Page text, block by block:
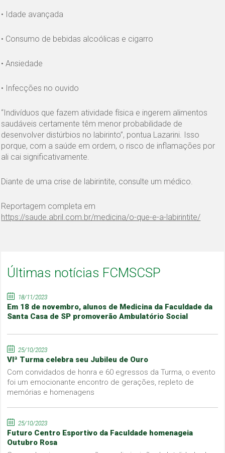
• Idade avançada
• Consumo de bebidas alcoólicas e cigarro
• Ansiedade
• Infecções no ouvido
“Indivíduos que fazem atividade física e ingerem alimentos
saudáveis certamente têm menor probabilidade de
desenvolver distúrbios no labirinto”, pontua Lazarini. Isso
porque, com a saúde em ordem, o risco de inflamações por
ali cai significativamente.
Diante de uma crise de labirintite, consulte um médico.
Reportagem completa em
https://saude.abril.com.br/medicina/o-que-e-a-labirintite/
Últimas notícias FCMSCSP
18/11/2023
Em 18 de novembro, alunos de Medicina da Faculdade da
Santa Casa de SP promoverão Ambulatório Social
25/10/2023
VIª Turma celebra seu Jubileu de Ouro
Com convidados de honra e 60 egressos da Turma, o evento
foi um emocionante encontro de gerações, repleto de
memórias e homenagens
25/10/2023
Futuro Centro Esportivo da Faculdade homenageia
Outubro Rosa